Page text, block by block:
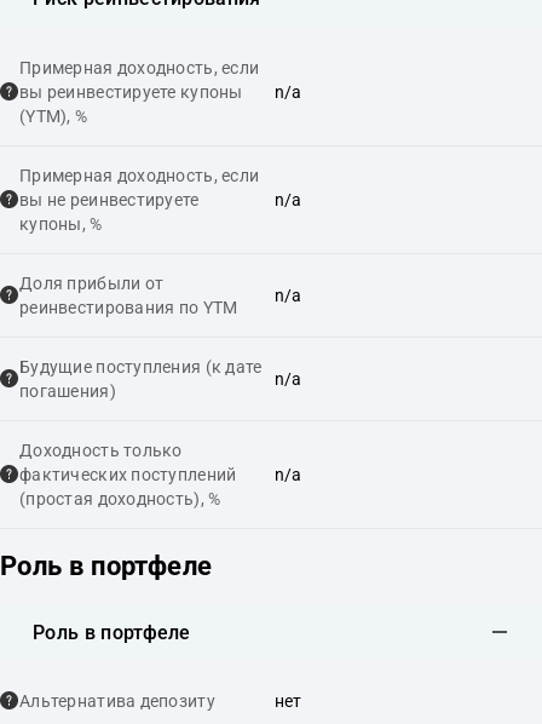
Примерная доходность, если
вы реинвестируете купоны
(YTM), %
n/a
Примерная доходность, если
вы не реинвестируете
купоны, %
n/a
Доля прибыли от
реинвестирования по YTM
n/a
Будущие поступления (к дате
погашения)
n/a
Доходность только
фактических поступлений
(простая доходность), %
n/a
Роль в портфеле
Роль в портфеле
Альтернатива депозиту нет